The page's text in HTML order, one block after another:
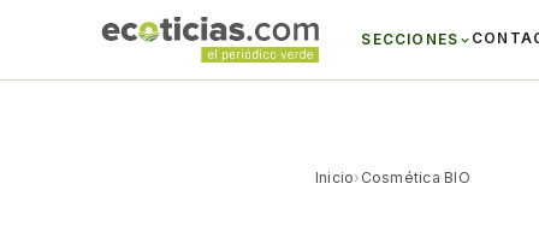
SECCIONES
Inicio› Cosmética BIO